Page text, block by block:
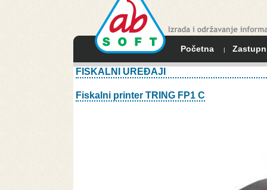
Početna |
FISKALNI UREĐAJI
Fiskalni printer TRING FP1 C